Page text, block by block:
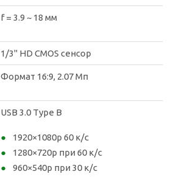
f = 3.9 ~ 18 мм
1/3" HD CMOS сенсор
Формат 16:9, 2.07 Мп
USB 3.0 Type B
1920×1080p 60 к/с
1280×720p при 60 к/с
960×540p при 30 к/с